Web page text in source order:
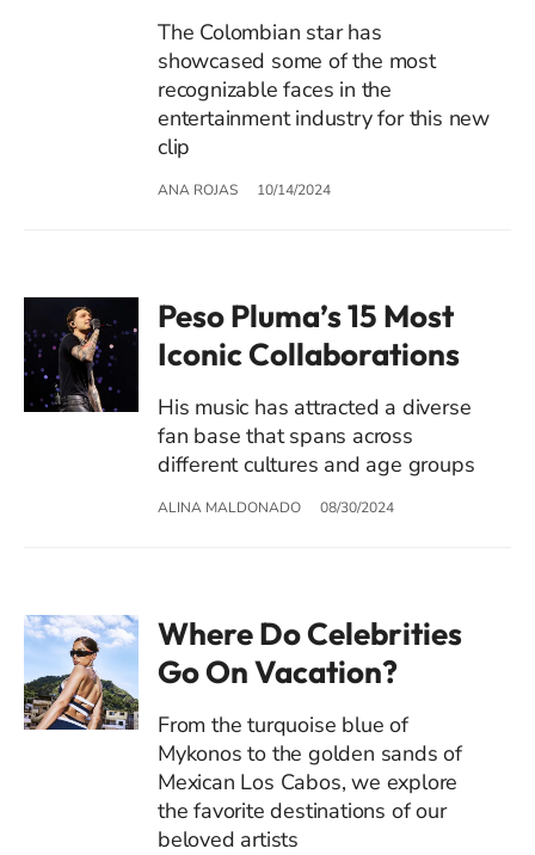
The Colombian star has
showcased some of the most
recognizable faces in the
entertainment industry for this new
clip
ANA ROJAS 10/14/2024
Peso Pluma’s 15 Most
Iconic Collaborations
His music has attracted a diverse
fan base that spans across
different cultures and age groups
ALINA MALDONADO 08/30/2024
Where Do Celebrities
Go On Vacation?
From the turquoise blue of
Mykonos to the golden sands of
Mexican Los Cabos, we explore
the favorite destinations of our
beloved artists